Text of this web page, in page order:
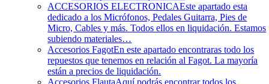
ACCESORIOS ELECTRONICAEste apartado esta
dedicado a los Micrófonos, Pedales Guitarra, Pies de
Micro, Cables y más. Todos ellos en liquidación. Estamos
subiendo materiales…
Accesorios FagotEn este apartado encontraras todo los
repuestos que tenemos en relación al Fagot. La mayoría
están a precios de liquidación.
Accesorios FlautaAquí podrás encontrar todos los